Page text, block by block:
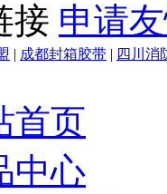
接 申请
| 成都封箱胶带 | 四川消
首页
中心